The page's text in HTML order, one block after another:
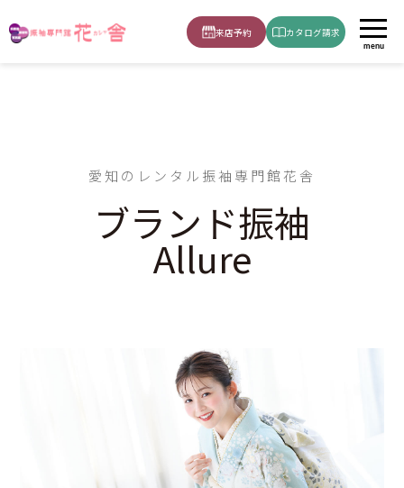
来店予約 カタログ請求
menu
愛知のレンタル振袖専門館花舎
ブランド振袖
Allure